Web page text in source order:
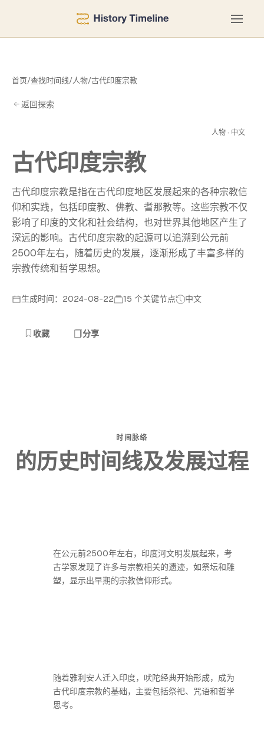
首页/查找时间线/人物/古代印度宗教
返回探索
人物 · 中文
古代印度宗教
古代印度宗教是指在古代印度地区发展起来的各种宗教信
仰和实践，包括印度教、佛教、耆那教等。这些宗教不仅
影响了印度的文化和社会结构，也对世界其他地区产生了
深远的影响。古代印度宗教的起源可以追溯到公元前
2500年左右，随着历史的发展，逐渐形成了丰富多样的
宗教传统和哲学思想。
生成时间：2024-08-22 15 个关键节点 中文
收藏 分享
时间脉络
的历史时间线及发展过程
在公元前2500年左右，印度河文明发展起来，考
古学家发现了许多与宗教相关的遗迹，如祭坛和雕
塑，显示出早期的宗教信仰形式。
随着雅利安人迁入印度，吠陀经典开始形成，成为
古代印度宗教的基础，主要包括祭祀、咒语和哲学
思考。